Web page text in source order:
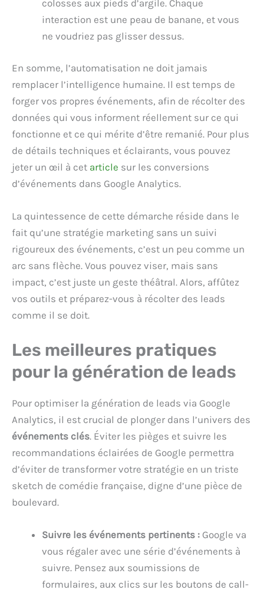
colosses aux pieds d’argile. Chaque
interaction est une peau de banane, et vous
ne voudriez pas glisser dessus.
En somme, l’automatisation ne doit jamais
remplacer l’intelligence humaine. Il est temps de
forger vos propres événements, afin de récolter des
données qui vous informent réellement sur ce qui
fonctionne et ce qui mérite d’être remanié. Pour plus
de détails techniques et éclairants, vous pouvez
jeter un œil à cet article sur les conversions
d’événements dans Google Analytics.
La quintessence de cette démarche réside dans le
fait qu’une stratégie marketing sans un suivi
rigoureux des événements, c’est un peu comme un
arc sans flèche. Vous pouvez viser, mais sans
impact, c’est juste un geste théâtral. Alors, affûtez
vos outils et préparez-vous à récolter des leads
comme il se doit.
Les meilleures pratiques
pour la génération de leads
Pour optimiser la génération de leads via Google
Analytics, il est crucial de plonger dans l’univers des
événements clés. Éviter les pièges et suivre les
recommandations éclairées de Google permettra
d’éviter de transformer votre stratégie en un triste
sketch de comédie française, digne d’une pièce de
boulevard.
Suivre les événements pertinents : Google va
vous régaler avec une série d’événements à
suivre. Pensez aux soumissions de
formulaires, aux clics sur les boutons de call-